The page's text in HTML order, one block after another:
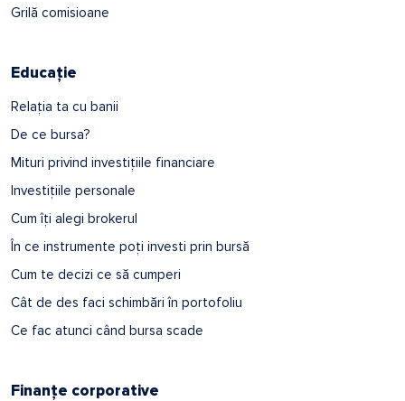
Grilă comisioane
Educație
Relația ta cu banii
De ce bursa?
Mituri privind investițiile financiare
Investițiile personale
Cum îți alegi brokerul
În ce instrumente poți investi prin bursă
Cum te decizi ce să cumperi
Cât de des faci schimbări în portofoliu
Ce fac atunci când bursa scade
Finanțe corporative